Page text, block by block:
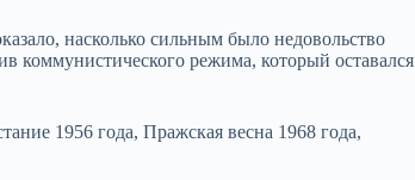
насколько сильным было недовольство
коммунистического режима, который оставался
1956 года, Пражская весна 1968 года,